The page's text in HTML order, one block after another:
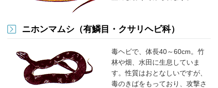
ニホンマムシ（有鱗目・クサリヘビ科）
毒ヘビで、体長40～60cm。竹
林や畑、水田に生息していま
す。性質はおとなしいですが、
毒のきばをもっており、攻撃さ